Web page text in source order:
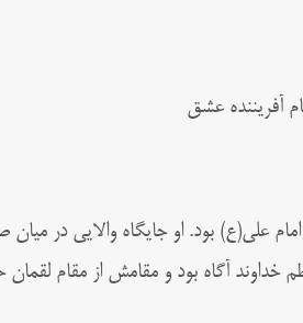
آفریننده عشق
علی(ع) بود. او جایگاه والایی در
خداوند آگاه بود و مقامش از مقام لقمان